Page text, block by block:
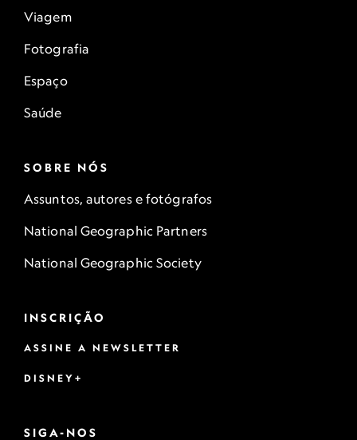
Viagem
Fotografia
Espaço
Saúde
SOBRE NÓS
Assuntos, autores e fotógrafos
National Geographic Partners
National Geographic Society
INSCRIÇÃO
ASSINE A NEWSLETTER
DISNEY+
SIGA-NOS